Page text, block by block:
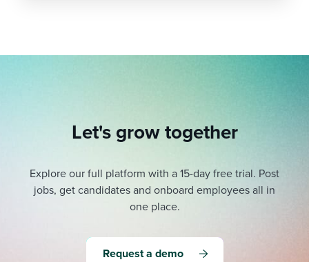
Let's grow together
Explore our full platform with a 15-day free trial. Post
jobs, get candidates and onboard employees all in
one place.
Request a demo